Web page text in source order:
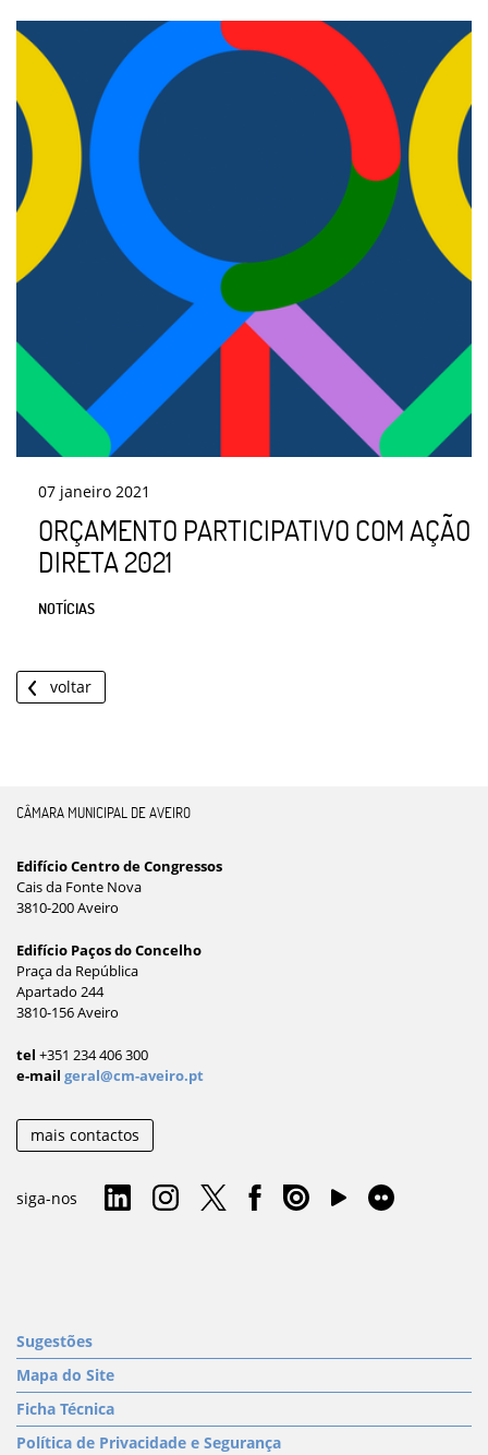
07 janeiro 2021
ORÇAMENTO PARTICIPATIVO COM AÇÃO
DIRETA 2021
NOTÍCIAS
voltar
CÂMARA MUNICIPAL DE AVEIRO
Edifício Centro de Congressos
Cais da Fonte Nova
3810-200 Aveiro
Edifício Paços do Concelho
Praça da República
Apartado 244
3810-156 Aveiro
tel +351 234 406 300
e-mail geral@cm-aveiro.pt
mais contactos
siga-nos
Sugestões
Mapa do Site
Ficha Técnica
Política de Privacidade e Segurança